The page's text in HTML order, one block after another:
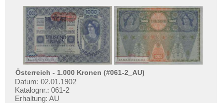
Österreich - 1.000 Kronen (#061-2_AU)
Datum: 02.01.1902
Katalognr.: 061-2
Erhaltung: AU